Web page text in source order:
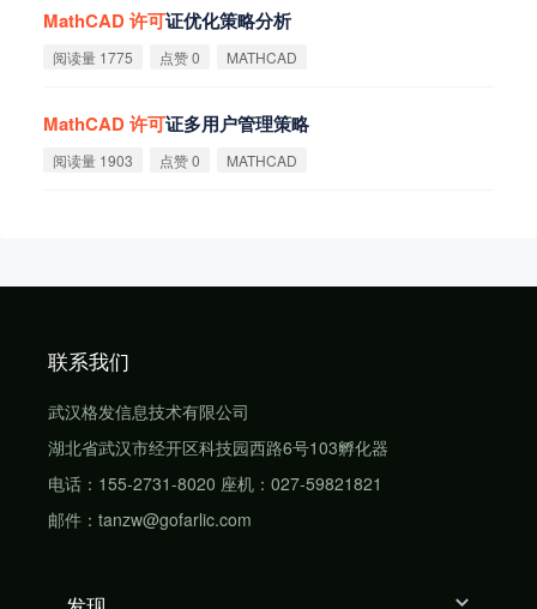
MathCAD许可证优化策略分析
阅读量 1775 点赞 0 MATHCAD
MathCAD许可证多用户管理策略
阅读量 1903 点赞 0 MATHCAD
联系我们
武汉格发信息技术有限公司
湖北省武汉市经开区科技园西路6号103孵化器
电话：155-2731-8020 座机：027-59821821
邮件：tanzw@gofarlic.com